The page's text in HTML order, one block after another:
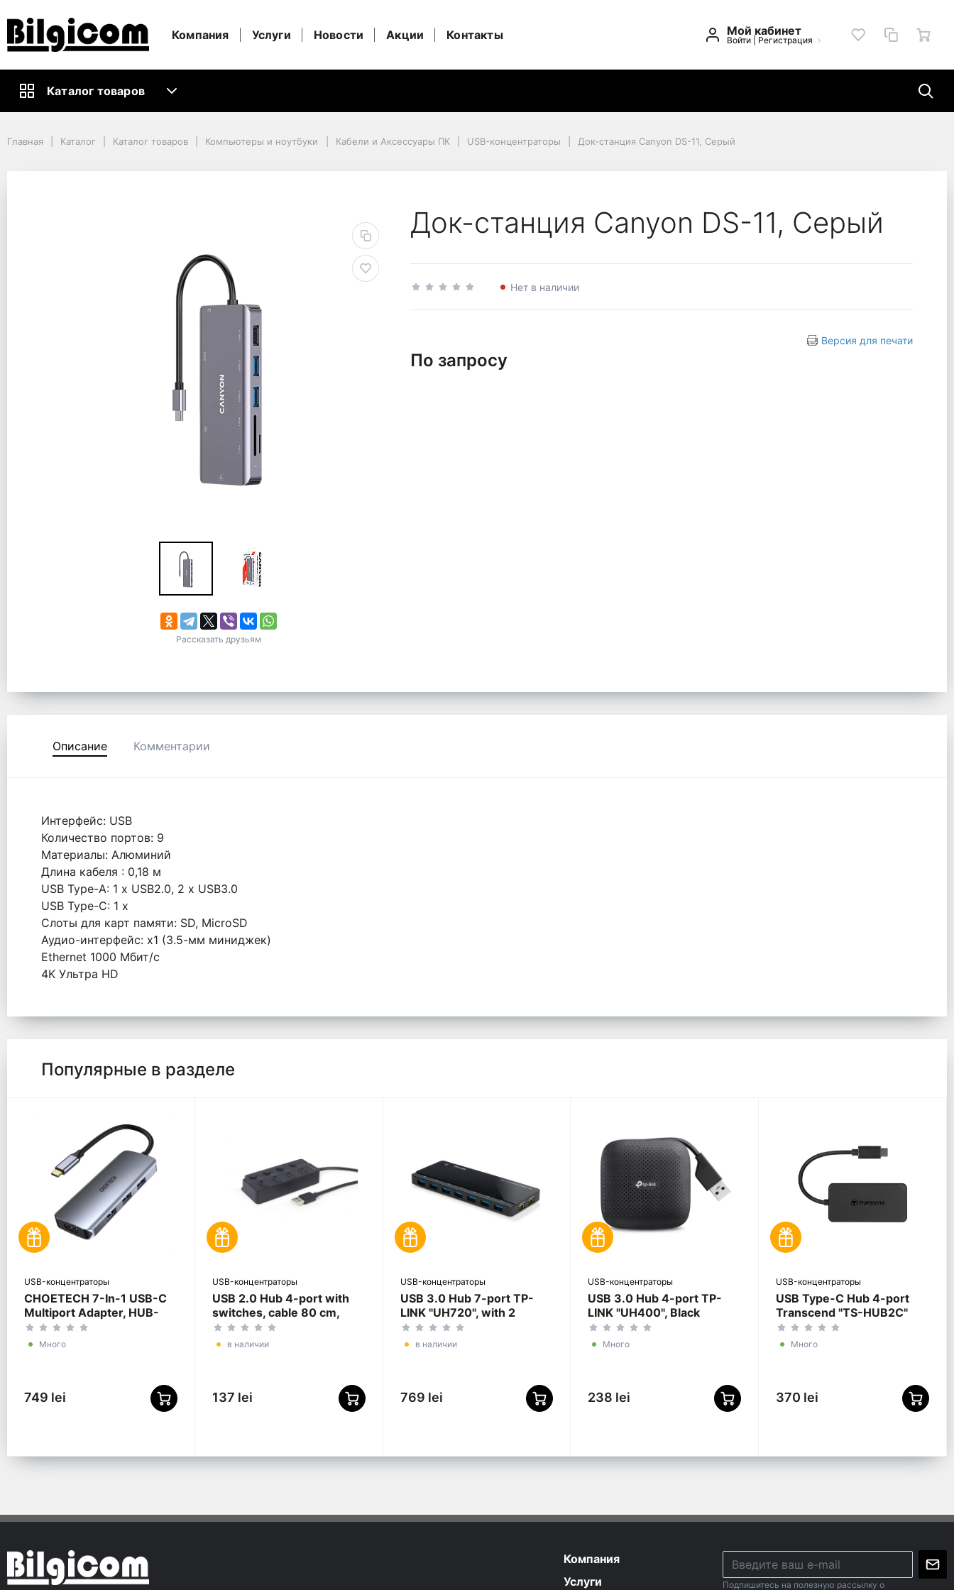
Мой кабинет
Войти| Регистрация
Компания Услуги Новости Акции Контакты
Каталог товаров
Главная
Компьютеры и ноутбуки
Кабели и Аксессуары ПК
Главная Каталог Каталог товаров Компьютеры и ноутбуки Кабели и Аксессуары ПК USB-концентраторы Док-станция Canyon DS-11, Серый
Рассказать друзьям
Док-станция Canyon DS-11, Серый
Нет в наличии
Версия для печати
По запросу
Описание Комментарии
Интерфейс: USB
Количество портов: 9
Материалы: Алюминий
Длина кабеля : 0,18 м
USB Type-A: 1 x USB2.0, 2 x USB3.0
USB Type-C: 1 x
Слоты для карт памяти: SD, MicroSD
Аудио-интерфейс: х1 (3.5-мм миниджек)
Ethernet 1000 Мбит/с
4K Ультра HD
Популярные в разделе
USB-концентраторы
CHOETECH 7-In-1 USB-C
Multiport Adapter, HUB-
M19
Много
749 lei
USB-концентраторы
USB 2.0 Hub 4-port with
switches, cable 80 cm,
Gembird "UHB-U2P4P-01",
Blackв наличии
137 lei
USB-концентраторы
USB 3.0 Hub 7-port TP-
LINK "UH720", with 2
Charging Ports, external
power adapter
в наличии
769 lei
USB-концентраторы
USB 3.0 Hub 4-port TP-
LINK "UH400", Black
Много
238 lei
USB-концентраторы
USB Type-C Hub 4-port
Transcend "TS-HUB2C"
Black (1xUSB Type-C 3.0
to 4xUSB-A 3.0 5Gb/s)
Много
370 lei
Компания
Услуги
Подпишитесь на полезную рассылку о